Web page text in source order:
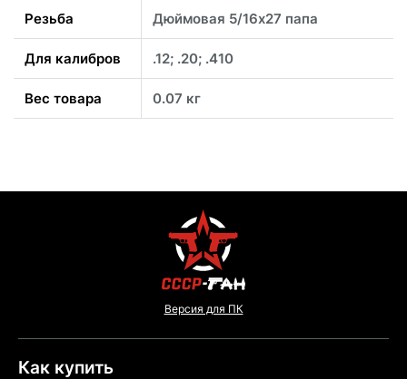
Резьба Дюймовая 5/16x27 папа
Для калибров .12; .20; .410
Вес товара 0.07 кг
Версия для ПК
Как купить